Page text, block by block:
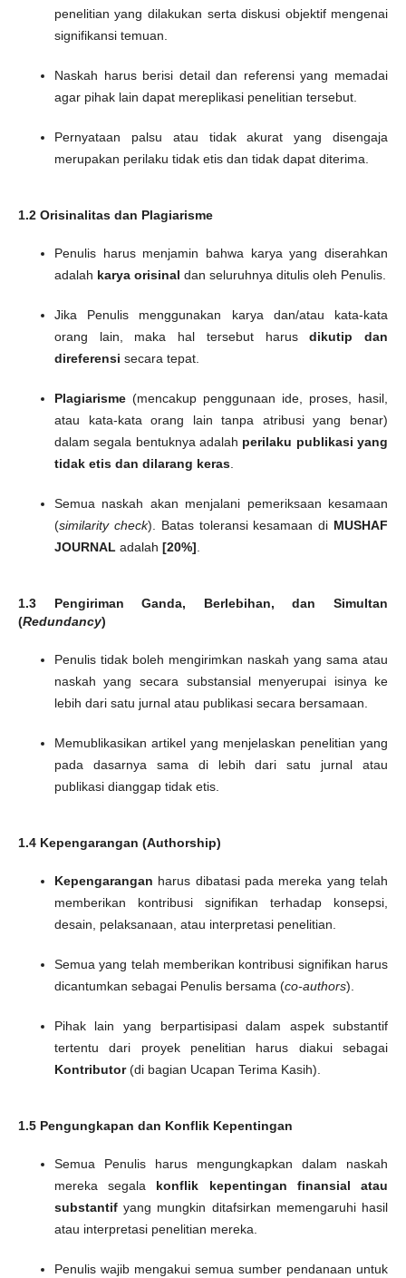
penelitian yang dilakukan serta diskusi objektif mengenai
signifikansi temuan.
Naskah harus berisi detail dan referensi yang memadai
agar pihak lain dapat mereplikasi penelitian tersebut.
Pernyataan palsu atau tidak akurat yang disengaja
merupakan perilaku tidak etis dan tidak dapat diterima.
1.2 Orisinalitas dan Plagiarisme
Penulis harus menjamin bahwa karya yang diserahkan
adalah karya orisinal dan seluruhnya ditulis oleh Penulis.
Jika Penulis menggunakan karya dan/atau kata-kata
orang lain, maka hal tersebut harusdikutip dan
direferensi secara tepat.
Plagiarisme(mencakup penggunaan ide, proses, hasil,
atau kata-kata orang lain tanpa atribusi yang benar)
dalam segala bentuknya adalah perilaku publikasi yang
tidak etis dan dilarang keras.
Semua naskah akan menjalani pemeriksaan kesamaan
(similarity check). Batas toleransi kesamaan di MUSHAF
JOURNAL adalah [20%]
1.3 Pengiriman Ganda, Berlebihan, dan Simultan
(Redundancy)
Penulis tidak boleh mengirimkan naskah yang sama atau
naskah yang secara substansial menyerupai isinya ke
lebih dari satu jurnal atau publikasi secara bersamaan.
Memublikasikan artikel yang menjelaskan penelitian yang
pada dasarnya sama di lebih dari satu jurnal atau
publikasi dianggap tidak etis.
1.4 Kepengarangan (Authorship)
Kepengarangan harus dibatasi pada mereka yang telah
memberikan kontribusi signifikan terhadap konsepsi,
desain, pelaksanaan, atau interpretasi penelitian.
Semua yang telah memberikan kontribusi signifikan harus
dicantumkan sebagai Penulis bersama (co-authors).
Pihak lain yang berpartisipasi dalam aspek substantif
tertentu dari proyek penelitian harus diakui sebagai
Kontributor(di bagian Ucapan Terima Kasih).
1.5 Pengungkapan dan Konflik Kepentingan
Semua Penulis harus mengungkapkan dalam naskah
mereka segala konflik kepentingan finansial atau
substantifyang mungkin ditafsirkan memengaruhi hasil
atau interpretasi penelitian mereka.
Penulis wajib mengakui semua sumber pendanaan untuk